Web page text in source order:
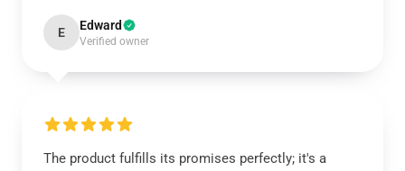
E Edward
Verified owner
The product fulfills its promises perfectly; it's a